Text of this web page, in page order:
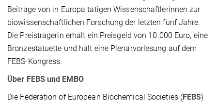
Beiträge von in Europa tätigen Wissenschaftlerinnen zur
biowissenschaftlichen Forschung der letzten fünf Jahre.
Die Preisträgerin erhält ein Preisgeld von 10.000 Euro, eine
Bronzestatuette und hält eine Plenarvorlesung auf dem
FEBS-Kongress.
Über FEBS und EMBO
Die Federation of European Biochemical Societies (FEBS)